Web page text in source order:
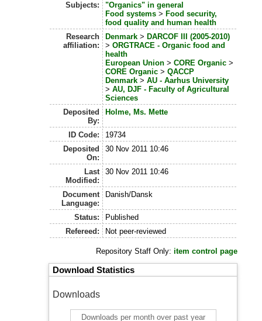
Subjects:
"Organics" in general
Food systems> Food security,
food quality and human health
Research
affiliation:
Denmark> DARCOF III (2005-2010)
> ORGTRACE - Organic food and
health
European Union> CORE Organic>
CORE Organic> QACCP
Denmark> AU - Aarhus University
> AU, DJF - Faculty of Agricultural
Sciences
Deposited
By:
Holme, Ms. Mette
ID Code:
19734
Deposited
On:
30 Nov 2011 10:46
Last
Modified:
30 Nov 2011 10:46
Document
Language:
Danish/Dansk
Status:
Published
Refereed:
Not peer-reviewed
Repository Staff Only:item control page
Download Statistics
Downloads
Downloads per month over past year